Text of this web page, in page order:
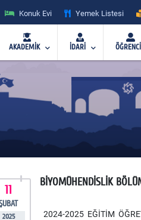
Konuk Evi Yemek Listesi
AKADEMİK İDARİ ÖĞRENCİ
11
2025
BİYOMÜHENDİSLİK
2024-2025 EĞİTİM